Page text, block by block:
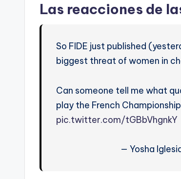
Las reacciones de
So FIDE just published
biggest threat of women in
Can someone tell me what
play the French
pic.twitter.com/tGBbVhgnkY
— Yosha